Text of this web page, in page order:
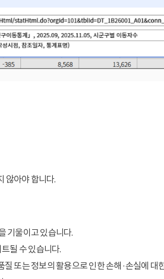
않아야 합니다.
기울이고 있습니다.
될 수 있습니다.
또는 정보의 활용으로 인한 손해·손실에 대